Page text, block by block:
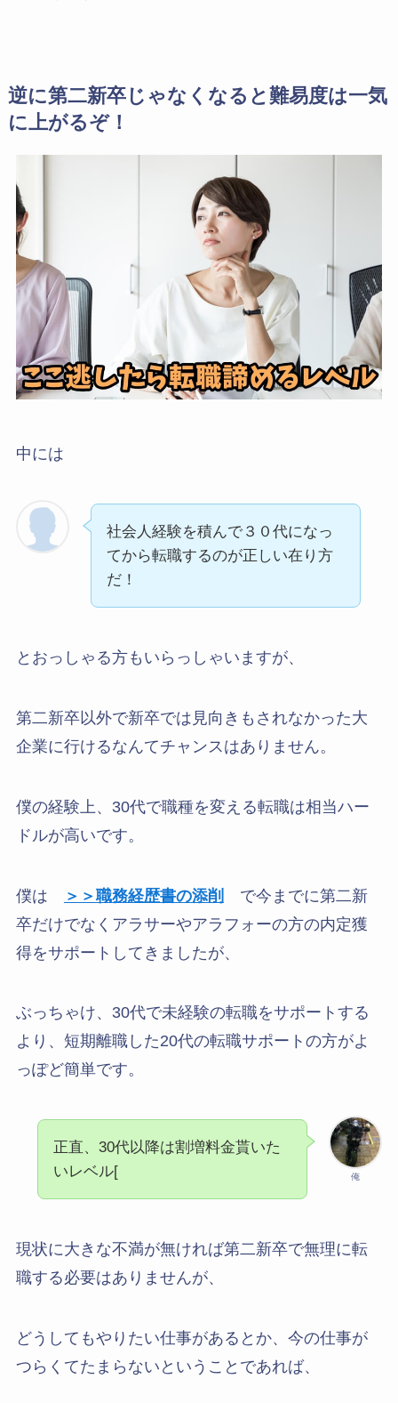
逆に第二新卒じゃなくなると難易度は一気
に上がるぞ！
中には
社会人経験を積んで３０代になっ
てから転職するのが正しい在り方
だ！
とおっしゃる方もいらっしゃいますが、
第二新卒以外で新卒では見向きもされなかった大
企業に行けるなんてチャンスはありません。
僕の経験上、30代で職種を変える転職は相当ハー
ドルが高いです。
僕は ＞＞職務経歴書の添削
で今までに第二新
卒だけでなくアラサーやアラフォーの方の内定獲
得をサポートしてきましたが、
ぶっちゃけ、30代で未経験の転職をサポートする
より、短期離職した20代の転職サポートの方がよ
っぽど簡単です。
俺
正直、30代以降は割増料金貰いた
いレベル[
現状に大きな不満が無ければ第二新卒で無理に転
職する必要はありませんが、
どうしてもやりたい仕事があるとか、今の仕事が
つらくてたまらないということであれば、